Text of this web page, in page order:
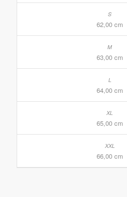
62,00 cm
63,00 cm
64,00 cm
65,00 cm
66,00 cm